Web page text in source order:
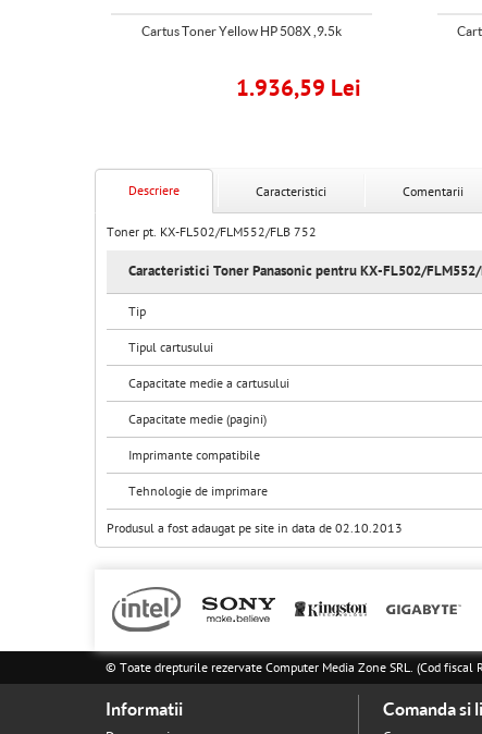
Cartus Toner Yellow HP 508X ,9.5k
1.936,59 Lei
Descriere Caracteristici Comentarii
Toner pt. KX-FL502/FLM552/FLB 752
Caracteristici Toner Panasonic pentru KX-FL502/
Tip
Tipul cartusului
Capacitate medie a cartusului
Capacitate medie (pagini)
Imprimante compatibile
Tehnologie de imprimare
Produsul a fost adaugat pe site in data de 02.10.2013
© Toate drepturile rezervate Computer Media Zone SRL. (Cod
Informatii Comanda si